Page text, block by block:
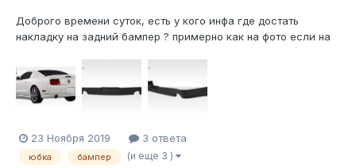
Доброго времени суток, есть у кого инфа где достать
накладку на задний бампер ? примерно как на фото если на
23 Ноября 2019 3 ответа
юбка бампер (и еще 3 )